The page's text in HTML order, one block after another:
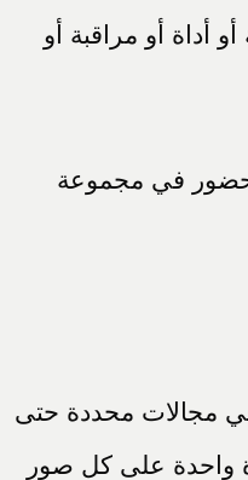
أداة أو مراقبة أو
في مجموعة
مجالات محددة حتى
واحدة على كل صور